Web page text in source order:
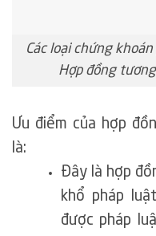
Các loại chứng
Hợp đồng
Ưu điểm của hợp
là:
Đây là hợp
khổ pháp
được pháp